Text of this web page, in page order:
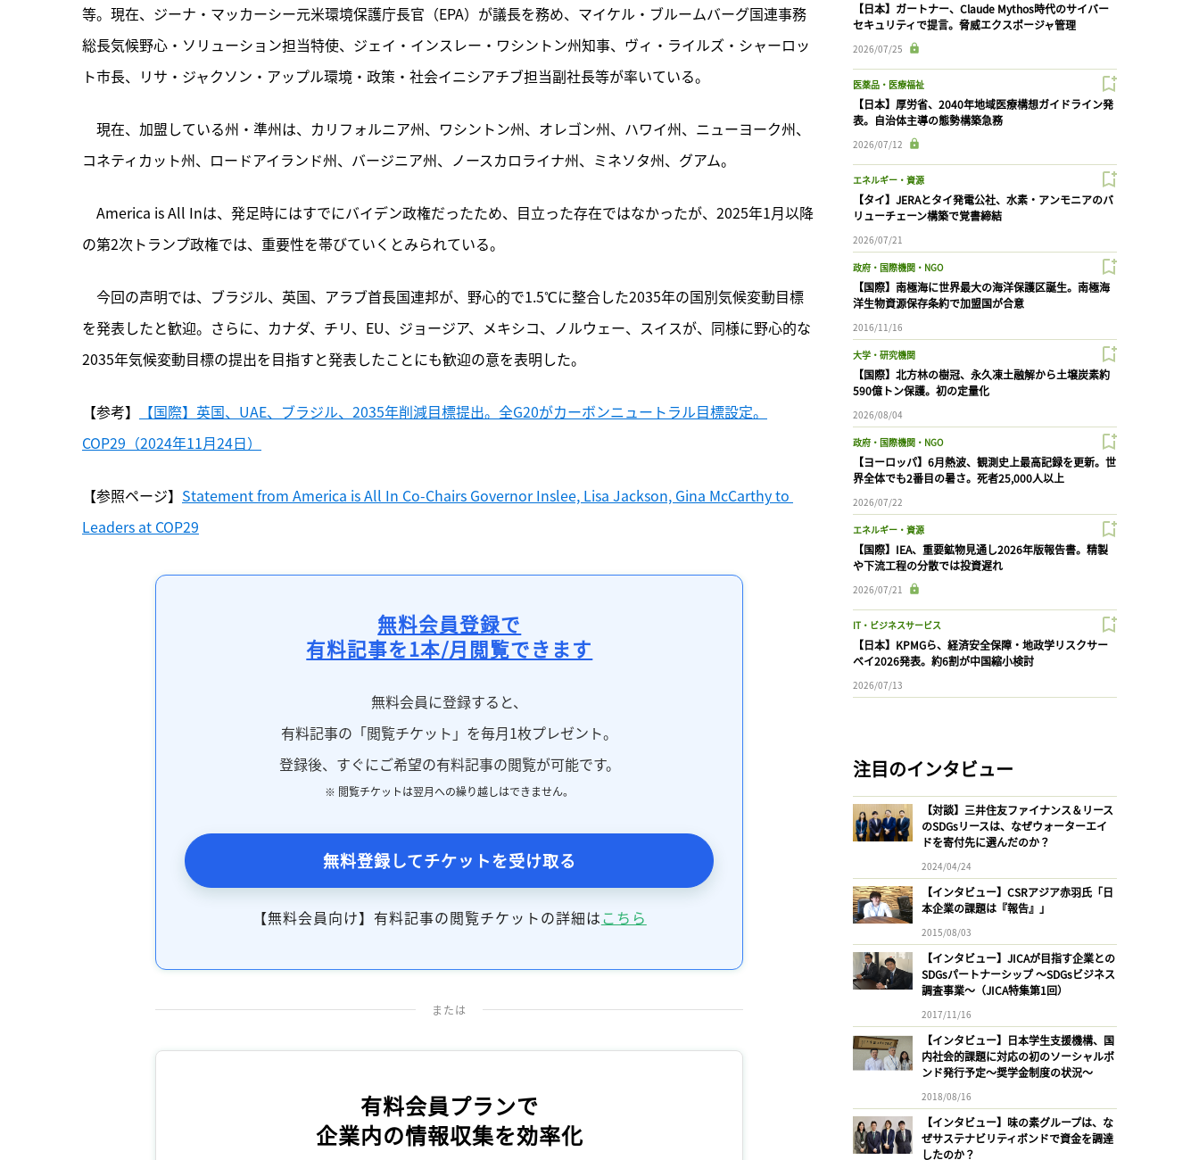
等。現在、ジーナ・マッカーシー元米環境保護庁長官（EPA）が議長を務め、マイケル・ブルームバーグ国連事務
総長気候野心・ソリューション担当特使、ジェイ・インスレー・ワシントン州知事、ヴィ・ライルズ・シャーロッ
ト市長、リサ・ジャクソン・アップル環境・政策・社会イニシアチブ担当副社長等が率いている。
現在、加盟している州・準州は、カリフォルニア州、ワシントン州、オレゴン州、ハワイ州、ニューヨーク州、
コネティカット州、ロードアイランド州、バージニア州、ノースカロライナ州、ミネソタ州、グアム。
America is All Inは、発足時にはすでにバイデン政権だったため、目立った存在ではなかったが、2025年1月以降
の第2次トランプ政権では、重要性を帯びていくとみられている。
今回の声明では、ブラジル、英国、アラブ首長国連邦が、野心的で1.5℃に整合した2035年の国別気候変動目標
を発表したと歓迎。さらに、カナダ、チリ、EU、ジョージア、メキシコ、ノルウェー、スイスが、同様に野心的な
2035年気候変動目標の提出を目指すと発表したことにも歓迎の意を表明した。
【参考】
【国際】英国、UAE、ブラジル、2035年削減目標提出。全G20がカーボンニュートラル目標設定。
COP29（2024年11月24日）
【参照ページ】 Statement from America is All In Co-Chairs Governor Inslee, Lisa Jackson, Gina McCarthy to
Leaders at COP29
無料会員登録で
有料記事を1本/月閲覧できます
無料会員に登録すると、
有料記事の「閲覧チケット」を毎月1枚プレゼント。
登録後、すぐにご希望の有料記事の閲覧が可能です。
※ 閲覧チケットは翌月への繰り越しはできません。
無料登録してチケットを受け取る
【無料会員向け】有料記事の閲覧チケットの詳細はこちら
または
有料会員プランで
企業内の情報収集を効率化
【日本】ガートナー、Claude Mythos時代のサイバー
セキュリティで提言。脅威エクスポージャ管理
2026/07/25
医薬品・医療福祉
【日本】厚労省、2040年地域医療構想ガイドライン発
表。自治体主導の態勢構築急務
2026/07/12
エネルギー・資源
【タイ】JERAとタイ発電公社、水素・アンモニアのバ
リューチェーン構築で覚書締結
2026/07/21
政府・国際機関・NGO
【国際】南極海に世界最大の海洋保護区誕生。南極海
洋生物資源保存条約で加盟国が合意
2016/11/16
大学・研究機関
【国際】北方林の樹冠、永久凍土融解から土壌炭素約
590億トン保護。初の定量化
2026/08/04
政府・国際機関・NGO
【ヨーロッパ】6月熱波、観測史上最高記録を更新。世
界全体でも2番目の暑さ。死者25,000人以上
2026/07/22
エネルギー・資源
【国際】IEA、重要鉱物見通し2026年版報告書。精製
や下流工程の分散では投資遅れ
2026/07/21
IT・ビジネスサービス
【日本】KPMGら、経済安全保障・地政学リスクサー
ベイ2026発表。約6割が中国縮小検討
2026/07/13
注目のインタビュー
【対談】三井住友ファイナンス＆リース
のSDGsリースは、なぜウォーターエイ
ドを寄付先に選んだのか？
2024/04/24
【インタビュー】CSRアジア赤羽氏「日
本企業の課題は『報告』」
2015/08/03
【インタビュー】JICAが目指す企業との
SDGsパートナーシップ 〜SDGsビジネス
調査事業〜（JICA特集第1回）
2017/11/16
【インタビュー】日本学生支援機構、国
内社会的課題に対応の初のソーシャルボ
ンド発行予定〜奨学金制度の状況〜
2018/08/16
【インタビュー】味の素グループは、な
ぜサステナビリティボンドで資金を調達
したのか？
記事をお気に入りに保存するには